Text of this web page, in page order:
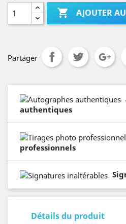
 AJOUTER
Partager
authentiques
professionnels
Détails du produit